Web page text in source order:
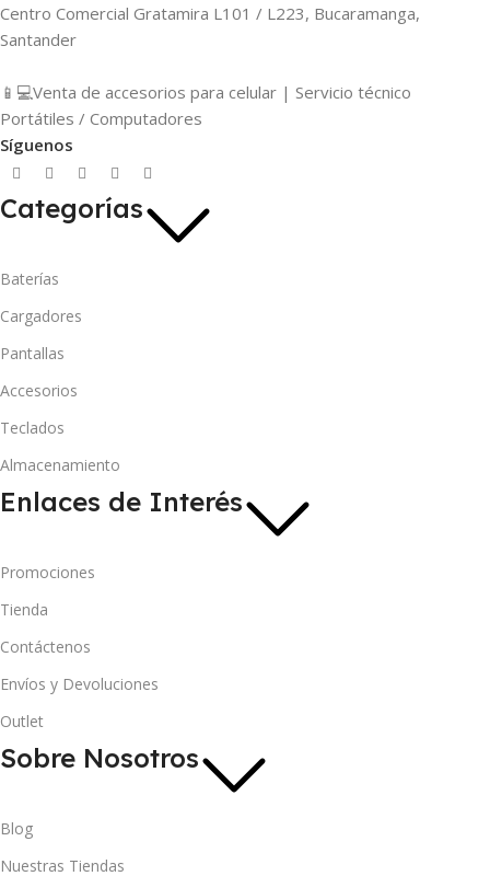
Centro Comercial Gratamira L101 / L223, Bucaramanga,
Santander
📱💻Venta de accesorios para celular | Servicio técnico
Portátiles / Computadores
Síguenos
Categorías
Baterías
Cargadores
Pantallas
Accesorios
Teclados
Almacenamiento
Enlaces de Interés
Promociones
Tienda
Contáctenos
Envíos y Devoluciones
Outlet
Sobre Nosotros
Blog
Nuestras Tiendas